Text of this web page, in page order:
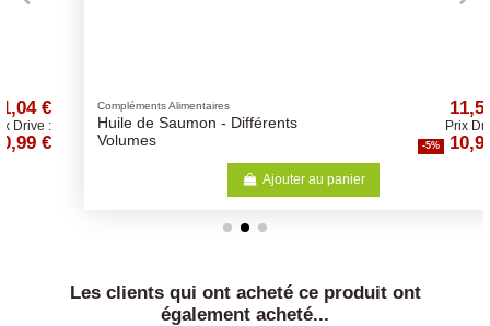
Compléments Alimentaires
Huile de Saumon - Différents
Volumes
11,57 €
Prix Drive :
10,99 €
Ajouter au panier
Les clients qui ont acheté ce produit ont
également acheté...